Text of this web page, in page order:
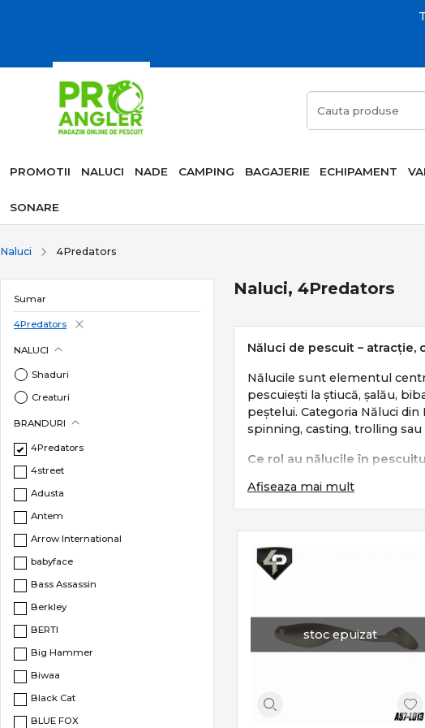
PROMOTII NALUCI NADE CAMPING BAGAJERIE ECHIPAMENT
SONARE
Naluci 4Predators
Sumar
4Predators
NALUCI
Shaduri
Creaturi
BRANDURI
4Predators
4street
Adusta
Antem
Arrow International
babyface
Bass Assassin
Berkley
BERTI
Big Hammer
Biwaa
Black Cat
BLUE FOX
Naluci, 4Predators
Năluci de pescuit – atracție,
Nălucile sunt elementul
pescuiești la știucă, șalău,
peștelui. Categoria Năluci
spinning, casting, trolling
Ce rol au nălucile în
Nălucile corect alese asigură:
declanșarea instinctului
adaptare la adâncime,
pescuit activ și dinamic
Subcategorii de năluci
Voblere
– control precis
– pescuit
Afiseaza mai mult
stoc epuizat